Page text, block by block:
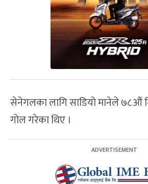
सेनेगलका लागि साडियो मानेले ७८औं
गोल गरेका थिए ।